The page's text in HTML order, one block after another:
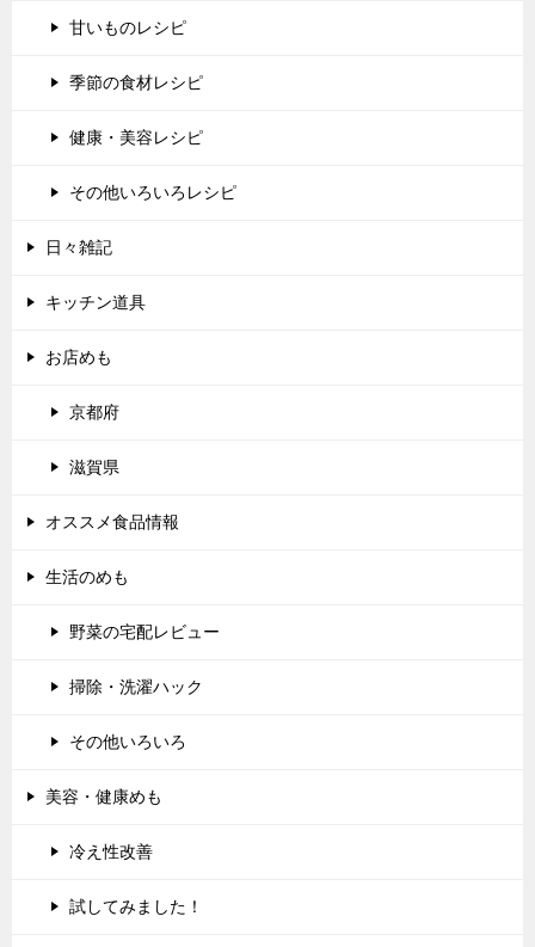
甘いものレシピ
季節の食材レシピ
健康・美容レシピ
その他いろいろレシピ
日々雑記
キッチン道具
お店めも
京都府
滋賀県
オススメ食品情報
生活のめも
野菜の宅配レビュー
掃除・洗濯ハック
その他いろいろ
美容・健康めも
冷え性改善
試してみました！